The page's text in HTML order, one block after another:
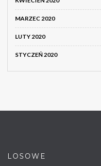
MARZEC 2020
LUTY 2020
STYCZEŃ 2020
LOSOWE